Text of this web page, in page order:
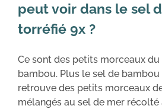
peut voir dans le sel
torréfié 9x ?
Ce sont des petits morceaux du
bambou. Plus le sel de
retrouve des petits morceaux
mélangés au sel de mer récolté